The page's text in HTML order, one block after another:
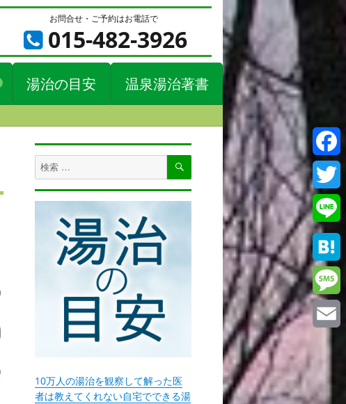
湯治の目安 温泉湯治著書
お問合せ・ご予約はお電話で
015-482-3926
検
索
対
検
10万人の湯治を観察して解った医
者は教えてくれない自宅でできる湯
Line